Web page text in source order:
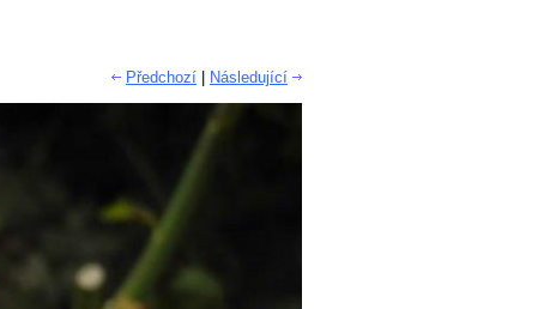
Předchozí Následující